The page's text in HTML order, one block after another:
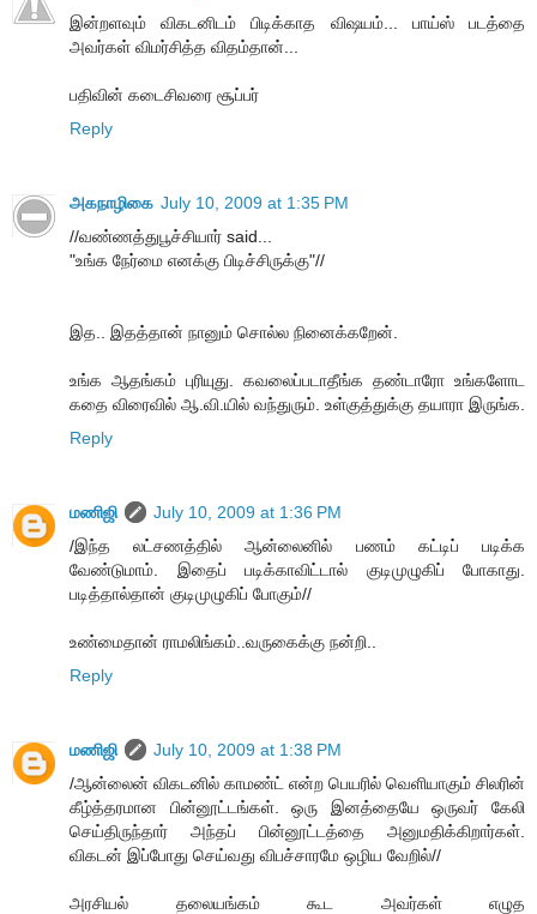
இன்றளவும் விகடனிடம் பிடிக்காத விஷயம்... பாய்ஸ் படத்தை
அவர்கள் விமர்சித்த விதம்தான்...
பதிவின் கடைசிவரை சூப்பர்
Reply
அகநாழிகை July 10, 2009 at 1:35 PM
//வண்ணத்துபூச்சியார் said...
"உங்க நேர்மை எனக்கு பிடிச்சிருக்கு"//
இத.. இதத்தான் நானும் சொல்ல நினைக்கறேன்.
உங்க ஆதங்கம் புரியுது. கவலைப்படாதீங்க தண்டாரோ உங்களோட
கதை விரைவில் ஆ.வி.யில் வந்துரும். உள்குத்துக்கு தயாரா இருங்க.
Reply
மணிஜி
July 10, 2009 at 1:36 PM
/இந்த லட்சணத்தில் ஆன்லைனில் பணம் கட்டிப் படிக்க
வேண்டுமாம். இதைப் படிக்காவிட்டால் குடிமுழுகிப் போகாது.
படித்தால்தான் குடிமுழுகிப் போகும்//
உண்மைதான் ராமலிங்கம்..வருகைக்கு நன்றி..
Reply
மணிஜி
July 10, 2009 at 1:38 PM
/ஆன்லைன் விகடனில் காமண்ட் என்ற பெயரில் வெளியாகும் சிலரின்
கீழ்த்தரமான பின்னூட்டங்கள். ஒரு இனத்தையே ஒருவர் கேலி
செய்திருந்தார் அந்தப் பின்னூட்டத்தை அனுமதிக்கிறார்கள்.
விகடன் இப்போது செய்வது விபச்சாரமே ஒழிய வேறில்//
அரசியல் தலையங்கம் கூட அவர்கள் எழுத